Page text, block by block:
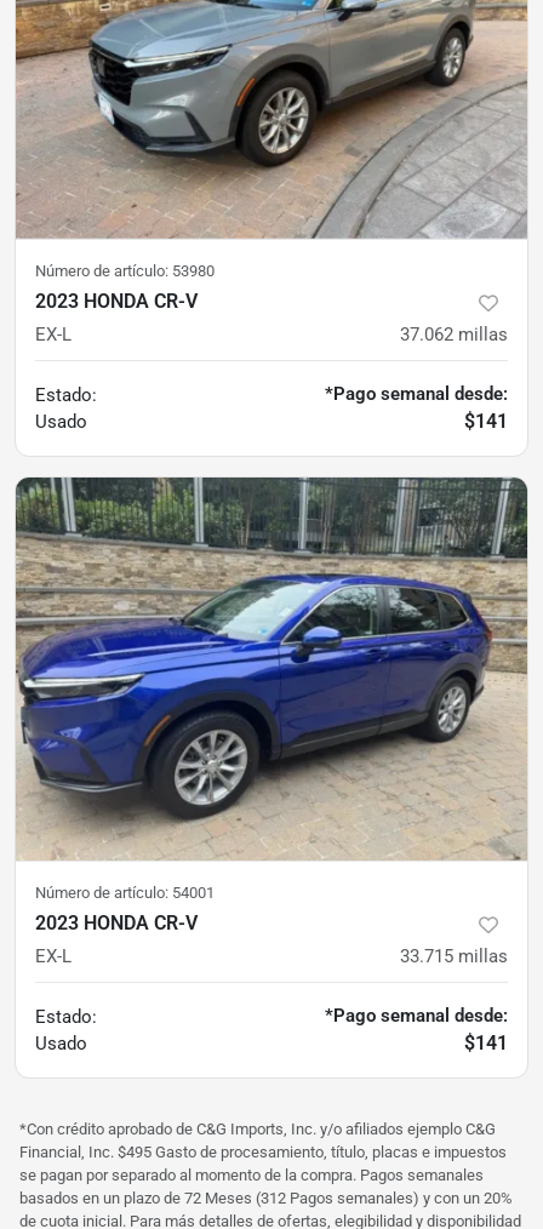
Número de artículo: 53980
2023 HONDA CR-V
EX-L 37.062 millas
Estado:
Usado
*Pago semanal desde:
$141
Número de artículo: 54001
2023 HONDA CR-V
EX-L 33.715 millas
Estado:
Usado
*Pago semanal desde:
$141
*Con crédito aprobado de C&G Imports, Inc. y/o afiliados ejemplo C&G
Financial, Inc. $495 Gasto de procesamiento, título, placas e impuestos
se pagan por separado al momento de la compra. Pagos semanales
basados ​​en un plazo de 72 Meses (312 Pagos semanales) y con un 20%
de cuota inicial. Para más detalles de ofertas, elegibilidad y disponibilidad